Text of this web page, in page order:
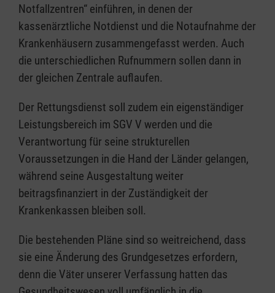
Notfallzentren“ einführen, in denen der
kassenärztliche Notdienst und die Notaufnahme der
Krankenhäusern zusammengefasst werden. Auch
die unterschiedlichen Rufnummern sollen dann in
der gleichen Zentrale auflaufen.
Der Rettungsdienst soll zudem ein eigenständiger
Leistungsbereich im SGV V werden und die
Verantwortung für seine strukturellen
Voraussetzungen in die Hand der Länder gelangen,
während seine Ausgestaltung weiter
beitragsfinanziert in der Zuständigkeit der
Krankenkassen bleiben soll.
Die bestehenden Pläne sind so weitreichend, dass
sie eine Änderung des Grundgesetzes erfordern,
denn die Väter unserer Verfassung hatten das